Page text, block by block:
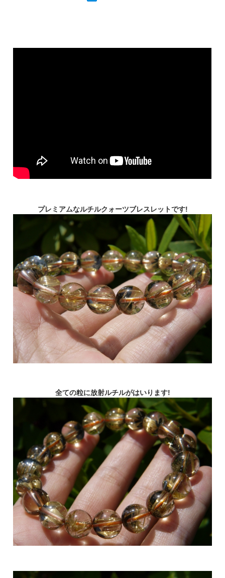
プレミアムなルチルクォーツブレスレットです!
全ての粒に放射ルチルがはいります!